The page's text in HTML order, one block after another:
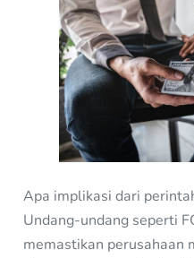
Apa implikasi dari
Undang-undang seperti
memastikan perusahaan